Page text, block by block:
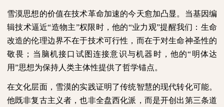
雪漠思想的价值在技术革命加速的今天愈加凸显。当基因编
辑技术逼近“造物主”权限时，他的“业力观”提醒我们：生命
改造的伦理边界不在于技术可行性，而在于对生命神圣性的
敬畏；当脑机接口试图连接意识与机器时，他的“明体达
用”思想为保持人类主体性提供了哲学锚点。
在文化层面，雪漠的实践证明了传统智慧的现代转化可能。
他既非复古主义者，也非全盘西化派，而是开创出第三条道